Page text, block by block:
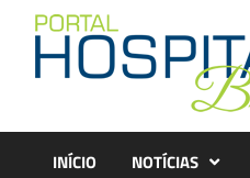
content
INÍCIO NOTÍCIAS